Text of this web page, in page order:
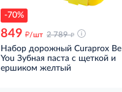
-70%
849 д/шт 2 789 д
Набор дорожный Curaprox Be
You Зубная паста с щеткой и
ершиком желтый